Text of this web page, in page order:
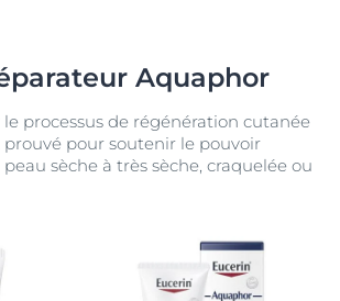
Aquaphor
processus de régénération cutanée
pour soutenir le pouvoir
sèche à très sèche, craquelée ou